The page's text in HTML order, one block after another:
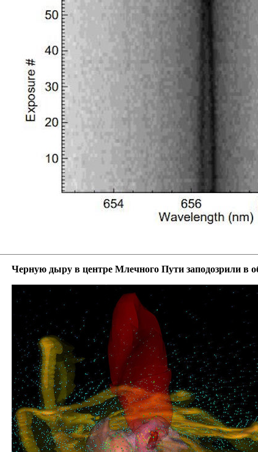
Черную дыру в центре Млечного Пути заподозрили в